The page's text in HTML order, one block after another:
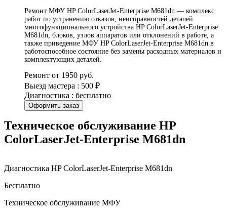
Ремонт МФУ HP ColorLaserJet-Enterprise M681dn — комплекс
работ по устранению отказов, неисправностей деталей
многофункционального устройства HP ColorLaserJet-Enterprise
M681dn, блоков, узлов аппаратов или отклонений в работе, а
также приведение МФУ HP ColorLaserJet-Enterprise M681dn в
работоспособное состояние без замены расходных материалов и
комплектующих деталей.
Ремонт от 1950 руб.
Выезд мастера : 500 ₽
Диагностика : бесплатно
Оформить заказ
Техническое обслуживание HP
ColorLaserJet-Enterprise M681dn
Диагностика HP ColorLaserJet-Enterprise M681dn
Бесплатно
Техническое обслуживание МФУ